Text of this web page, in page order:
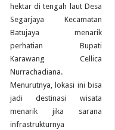
hektar di tengah laut Desa
Segarjaya Kecamatan
Batujaya menarik
perhatian Bupati
Karawang Cellica
Nurrachadiana.
Menurutnya, lokasi ini bisa
jadi destinasi wisata
menarik jika sarana
infrastrukturnya